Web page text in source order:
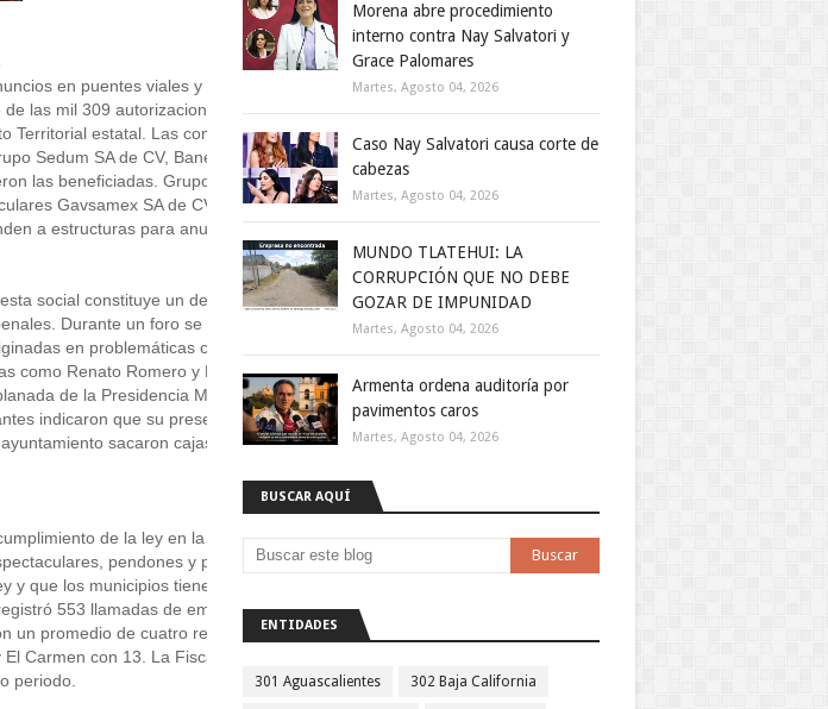
en puentes viales y peatonales durante
las mil 309 autorizaciones otorgadas por la
Territorial estatal. Las compañías
Sedum SA de CV, Banestructuras de
las beneficiadas. Grupo Esgarma SAPI de
Gavsamex SA de CV 127 y
a estructuras para anuncios sobre puentes.
social constituye un derecho protegido por
Durante un foro se mencionó que en
en problemáticas como la defensa del
como Renato Romero y Pascual Bermúdez
de la Presidencia Municipal mientras
indicaron que su presencia no obstaculiza
sacaron cajas con posible
de la ley en la colocación de
pendones y pantallas en
que los municipios tienen responsabilidad en
553 llamadas de emergencia por robo de
un promedio de cuatro reportes diarios. El
Carmen con 13. La Fiscalía General del
periodo.
Morena abre procedimiento
interno contra Nay Salvatori y
Grace Palomares
Martes, Agosto 04, 2026
Caso Nay Salvatori causa corte de
cabezas
Martes, Agosto 04, 2026
MUNDO TLATEHUI: LA
CORRUPCIÓN QUE NO DEBE
GOZAR DE IMPUNIDAD
Martes, Agosto 04, 2026
Armenta ordena auditoría por
pavimentos caros
Martes, Agosto 04, 2026
BUSCAR AQUÍ
ENTIDADES
301 Aguascalientes 302 Baja California